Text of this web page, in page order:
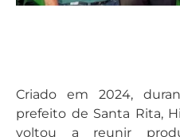
Criado em 2024,
prefeito de Santa Rita,
voltou a reunir